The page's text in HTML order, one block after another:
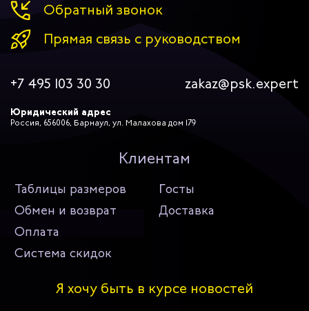
Обратный звонок
Прямая связь с руководством
+7 495 103 30 30 zakaz@psk.expert
Юридический адрес
Россия, 656006, Барнаул, ул. Малахова дом 179
Клиентам
Таблицы размеров
Госты
Обмен и возврат
Доставка
Оплата
Система скидок
Я хочу быть в курсе новостей